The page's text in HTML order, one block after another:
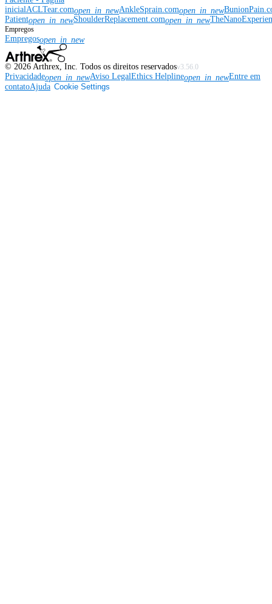
inicialACLTear.comopen_in_newAnkleSprain.comopen_in_new
Patientopen_in_newShoulderReplacement.comopen_in_new
Empregos
Empregosopen_in_new
© 2026 Arthrex, Inc. Todos os direitos reservadosv3.56.0
Privacidadeopen_in_newAviso LegalEthics Helplineopen_in_newEntre em
contatoAjuda Cookie Settings